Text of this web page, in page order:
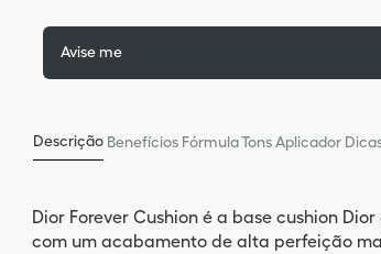
Avise me
Descrição Benefícios FórmulaTonsAplicador
Dior Forever Cushion é a base cushion
com um acabamento de alta perfeição